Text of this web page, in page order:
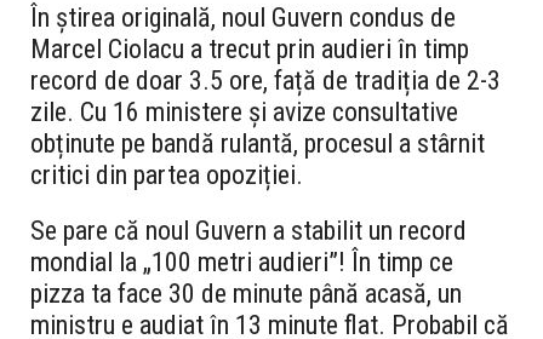
În știrea originală, noul Guvern condus de
Marcel Ciolacu a trecut prin audieri în timp
record de doar 3.5 ore, față de tradiția de 2-3
zile. Cu 16 ministere și avize consultative
obținute pe bandă rulantă, procesul a stârnit
critici din partea opoziției.
Se pare că noul Guvern a stabilit un record
mondial la „100 metri audieri”! În timp ce
pizza ta face 30 de minute până acasă, un
ministru e audiat în 13 minute flat. Probabil că